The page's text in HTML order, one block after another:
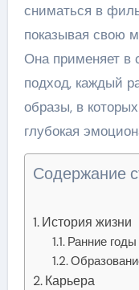
сниматься в
показывая свою
Она применяет в
подход, каждый
образы, в
глубокая
Содержание
История жизни
Ранние годы
Карьера